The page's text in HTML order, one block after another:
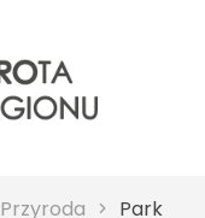
Przyroda Park